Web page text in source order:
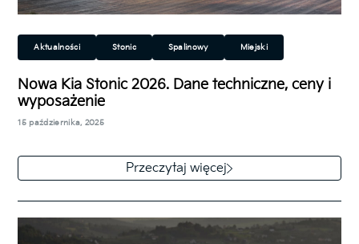
Aktualności Stonic Spalinowy Miejski
Nowa Kia Stonic 2026. Dane techniczne, ceny i
wyposażenie
15 października, 2025
Choć auto opiera się na platformie poprzednika, to
zmiany są tak głębokie, że śmiało możemy mówić,
…
Przeczytaj więcej